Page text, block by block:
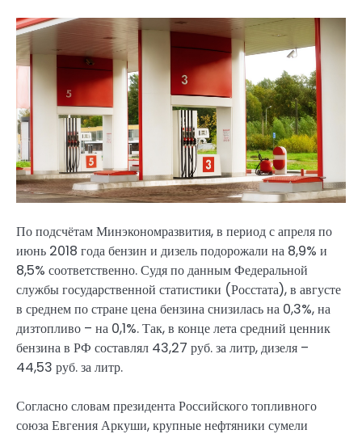
По подсчётам Минэкономразвития, в период с апреля по
июнь 2018 года бензин и дизель подорожали на 8,9% и
8,5% соответственно. Судя по данным Федеральной
службы государственной статистики (Росстата), в августе
в среднем по стране цена бензина снизилась на 0,3%, на
дизтопливо – на 0,1%. Так, в конце лета средний ценник
бензина в РФ составлял 43,27 руб. за литр, дизеля –
44,53 руб. за литр.
Согласно словам президента Российского топливного
союза Евгения Аркуши, крупные нефтяники сумели